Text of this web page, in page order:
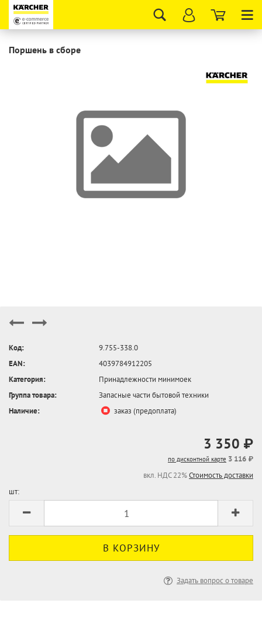
Поршень в сборе
Код:
9.755-338.0
EAN:
4039784912205
Категория:
Принадлежности минимоек
Группа товара:
Запасные части бытовой техники
Наличие:
заказ (предоплата)
3 350 ₽
по дисконтной карте 3 116 ₽
вкл. НДС 22%Стоимость доставки
шт:
Задать вопрос о товаре